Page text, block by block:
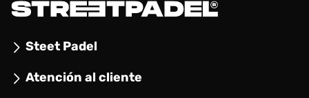
Steet Padel
Atención al cliente